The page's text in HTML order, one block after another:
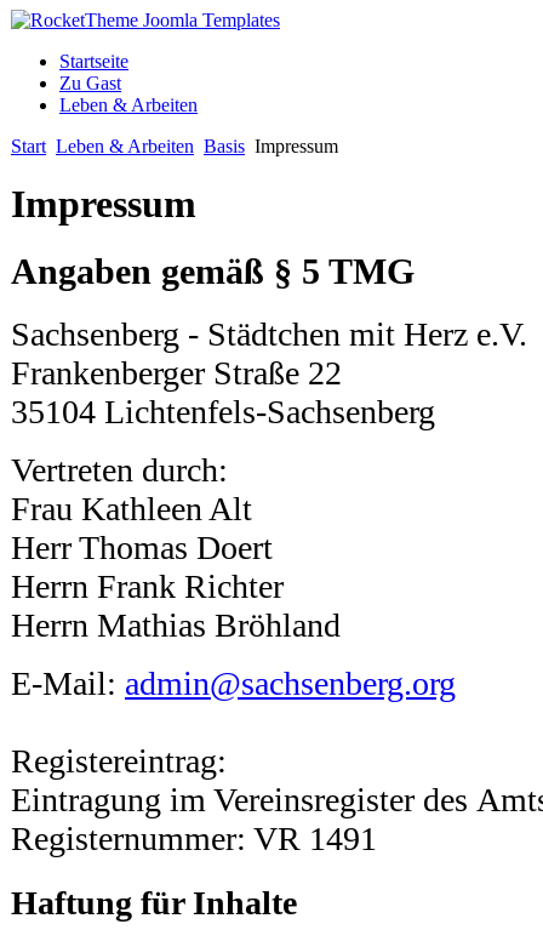
Startseite
Zu Gast
Leben & Arbeiten
Start Leben & Arbeiten Basis Impressum
Impressum
Angaben gemäß § 5 TMG
Sachsenberg - Städtchen mit Herz e.V.
Frankenberger Straße 22
35104 Lichtenfels-Sachsenberg
Vertreten durch:
Frau Kathleen Alt
Herr Thomas Doert
Herrn Frank Richter
Herrn Mathias Bröhland
E-Mail: admin@sachsenberg.org
Registereintrag:
Eintragung im Vereinsregister des
Registernummer: VR 1491
Haftung für Inhalte